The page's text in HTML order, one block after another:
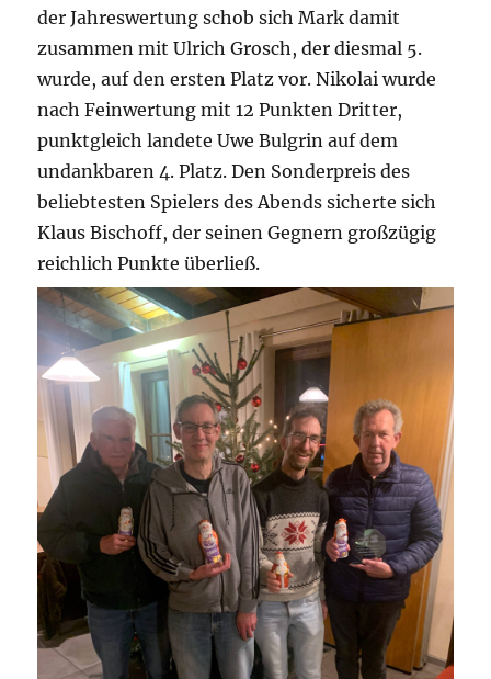
der Jahreswertung schob sich Mark damit
zusammen mit Ulrich Grosch, der diesmal 5.
wurde, auf den ersten Platz vor.Nikolai wurde
nach Feinwertung mit 12 Punkten Dritter,
punktgleich landete Uwe Bulgrin auf dem
undankbaren 4. Platz. Den Sonderpreis des
beliebtesten Spielers des Abends sicherte sich
Klaus Bischoff, der seinen Gegnern großzügig
reichlich Punkte überließ.